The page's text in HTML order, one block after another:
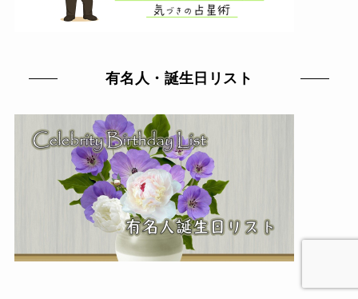
有名人・誕生日リスト